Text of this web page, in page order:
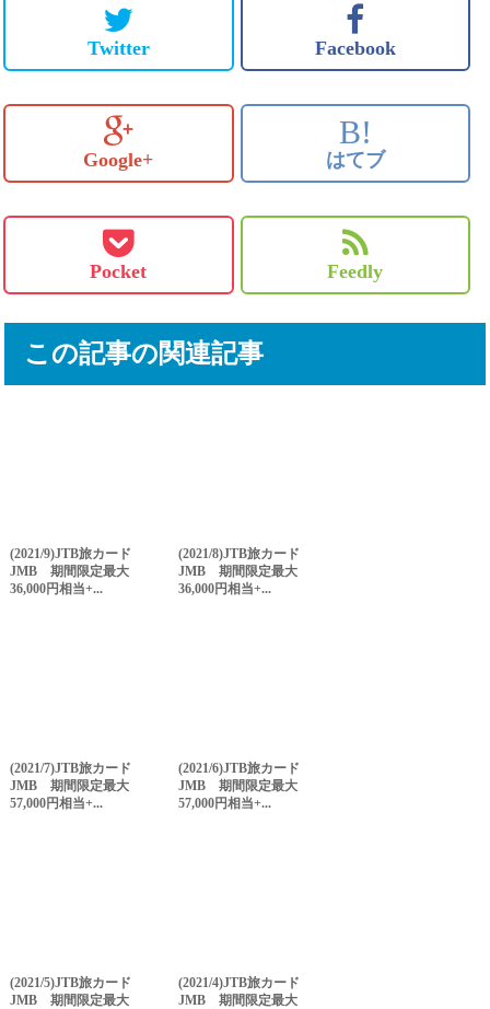
Twitter Facebook
Google+
B!
はてブ
Pocket Feedly
この記事の関連記事
(2021/9)JTB旅カード
JMB 期間限定最大
36,000円相当+...
(2021/8)JTB旅カード
JMB 期間限定最大
36,000円相当+...
(2021/7)JTB旅カード
JMB 期間限定最大
57,000円相当+...
(2021/6)JTB旅カード
JMB 期間限定最大
57,000円相当+...
(2021/5)JTB旅カード
JMB 期間限定最大
(2021/4)JTB旅カード
JMB 期間限定最大